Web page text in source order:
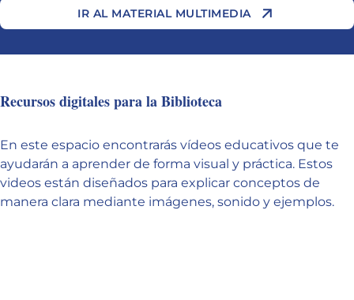
IR AL MATERIAL MULTIMEDIA
Recursos digitales para la Biblioteca
En este espacio encontrarás vídeos educativos que te
ayudarán a aprender de forma visual y práctica. Estos
videos están diseñados para explicar conceptos de
manera clara mediante imágenes, sonido y ejemplos.